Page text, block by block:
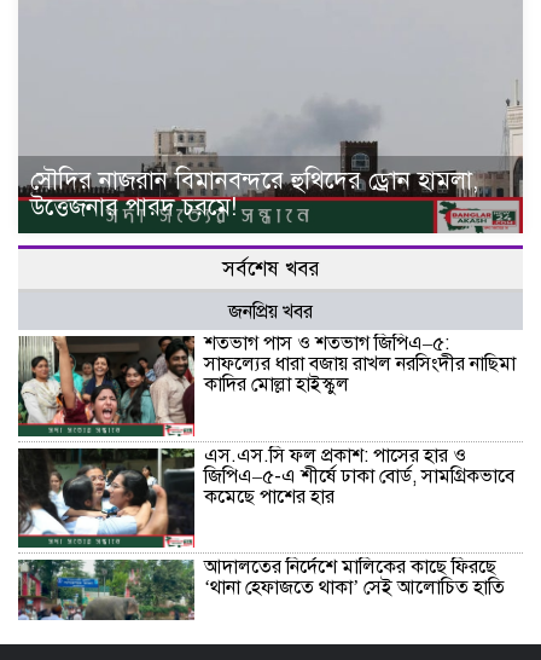
সৌদির নাজরান বিমানবন্দরে হুথিদের ড্রোন হামলা,
উত্তেজনার পারদ চরমে!
সর্বশেষ খবর
জনপ্রিয় খবর
শতভাগ পাস ও শতভাগ জিপিএ–৫:
সাফল্যের ধারা বজায় রাখল নরসিংদীর নাছিমা
কাদির মোল্লা হাইস্কুল
এস.এস.সি ফল প্রকাশ: পাসের হার ও
জিপিএ–৫-এ শীর্ষে ঢাকা বোর্ড, সামগ্রিকভাবে
কমেছে পাশের হার
আদালতের নির্দেশে মালিকের কাছে ফিরছে
‘থানা হেফাজতে থাকা’ সেই আলোচিত হাতি